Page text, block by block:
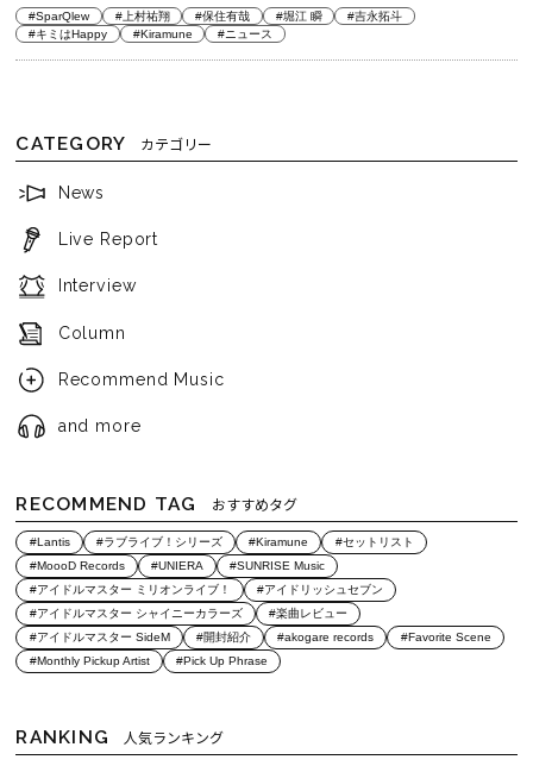
#SparQlew #上村祐翔 #保住有哉 #堀江 瞬
#吉永拓斗
#キミはHappy
#Kiramune #ニュース
CATEGORY カテゴリー
News
Live Report
Interview
Column
Recommend Music
and more
RECOMMEND TAG おすすめタグ
#Lantis #ラブライブ！シリーズ #Kiramune
#セットリスト
#MoooD Records
#UNIERA
#SUNRISE Music
#アイドルマスター ミリオンライブ！
#アイドリッシュセブン
#アイドルマスター シャイニーカラーズ
#楽曲レビュー
#アイドルマスター SideM
#開封紹介 #akogare records
#Favorite Scene
#Monthly Pickup Artist
#Pick Up Phrase
RANKING 人気ランキング